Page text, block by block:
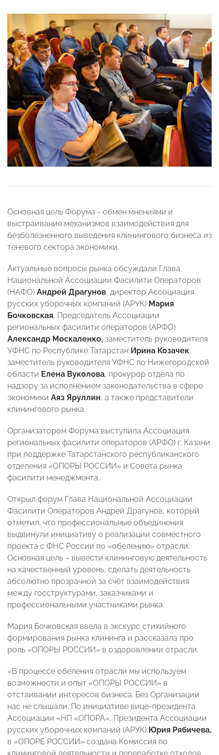
Основная цель Форума - обмен мнениями и
выстраивание механизмов взаимодействия для
безболезненного выведения клинингового бизнеса из
теневого сектора экономики.
Актуальные вопросы рынка обсуждали Глава
Национальной Ассоциации Фасилити Операторов
(НАФО) Андрей Драгунов, директор Ассоциация
русских уборочных компаний (АРУК) Мария
Бочковская, Председатель Ассоциации
региональных фасилити операторов (АРФО)
Александр Москаленко, заместитель руководителя
УФНС по Республике Татарстан Ирина Козачек,
заместитель руководителя УФНС по Нижегородской
области Елена Вуколова, прокурор отдела по
надзору за исполнением законодательства в сфере
экономики Аяз Яруллин, а также представители
клинингового рынка.
Организатором Форума выступила Ассоциация
региональных фасилити операторов (АРФО) г. Казани
при поддержке Татарстанского республиканского
отделения «ОПОРЫ РОССИИ» и Совета рынка
фасилити менеджмента.
Открыл форум Глава Национальной Ассоциации
Фасилити Операторов Андрей Драгунов, который
отметил, что профессиональные объединения
выдвинули инициативу о реализации совместного
проекта с ФНС России по «обелению» отрасли.
Основная цель – вывести клининговую деятельность
на качественный уровень, сделать деятельность
абсолютно прозрачной за счёт взаимодействия
между госструктурами, заказчиками и
профессиональными участниками рынка.
Мария Бочковская ввела в экскурс стихийного
формирования рынка клининга и рассказала про
роль «ОПОРЫ РОССИИ» в оздоровлении отрасли.
«В процессе обеления отрасли мы используем
возможности и опыт «ОПОРЫ РОССИИ» в
отстаивании интересов бизнеса. Без Организации
нас не слышали. По инициативе вице-президента
Ассоциации «НП «ОПОРА», Президента Ассоциации
русских уборочных компаний (АРУК) Юрия Рябичева,
в «ОПОРЕ РОССИИ» создана Комиссия по